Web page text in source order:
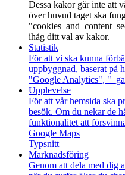
Dessa kakor går inte att
över huvud taget ska
ihåg ditt val av kakor.
Statistik
För att vi ska kunna
uppbyggnad, baserat på
"Google Analytics",
Upplevelse
För att vår hemsida ska
besök. Om du nekar de
funktionalitet att
Google Maps
Typsnitt
Marknadsföring
Genom att dela med dig